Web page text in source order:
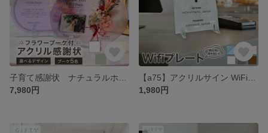
7,980円
1,980円